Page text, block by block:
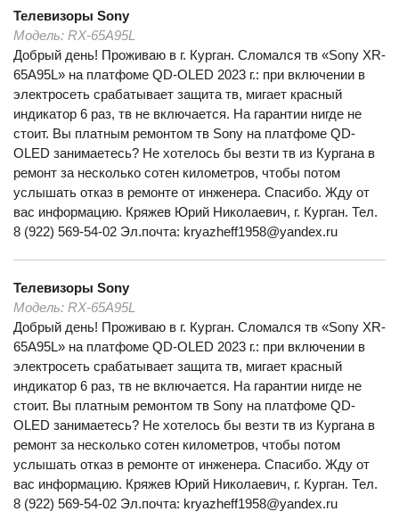
Телевизоры Sony
Модель: RX-65A95L
Добрый день! Проживаю в г. Курган. Сломался тв «Sony XR-
65A95L» на платфоме QD-OLED 2023 г.: при включении в
электросеть срабатывает защита тв, мигает красный
индикатор 6 раз, тв не включается. На гарантии нигде не
стоит. Вы платным ремонтом тв Sony на платфоме QD-
OLED занимаетесь? Не хотелось бы везти тв из Кургана в
ремонт за несколько сотен километров, чтобы потом
услышать отказ в ремонте от инженера. Спасибо. Жду от
вас информацию. Кряжев Юрий Николаевич, г. Курган. Тел.
8 (922) 569-54-02 Эл.почта: kryazheff1958@yandex.ru
Телевизоры Sony
Модель: RX-65A95L
Добрый день! Проживаю в г. Курган. Сломался тв «Sony XR-
65A95L» на платфоме QD-OLED 2023 г.: при включении в
электросеть срабатывает защита тв, мигает красный
индикатор 6 раз, тв не включается. На гарантии нигде не
стоит. Вы платным ремонтом тв Sony на платфоме QD-
OLED занимаетесь? Не хотелось бы везти тв из Кургана в
ремонт за несколько сотен километров, чтобы потом
услышать отказ в ремонте от инженера. Спасибо. Жду от
вас информацию. Кряжев Юрий Николаевич, г. Курган. Тел.
8 (922) 569-54-02 Эл.почта: kryazheff1958@yandex.ru